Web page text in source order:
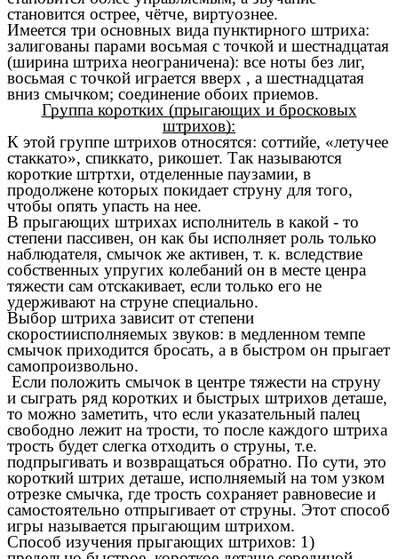
становится острее, чётче, виртуознее.
Имеется три основных вида пунктирного штриха:
залигованы парами восьмая с точкой и шестнадцатая
(ширина штриха неограничена): все ноты без лиг,
восьмая с точкой играется вверх , а шестнадцатая
вниз смычком; соединение обоих приемов.
Группа коротких (прыгающих и бросковых
штрихов):
К этой группе штрихов относятся: соттийе, «летучее
стаккато», спиккато, рикошет. Так называются
короткие штртхи, отделенные паузамии, в
продолжене которых покидает струну для того,
чтобы опять упасть на нее.
В прыгающих штрихах исполнитель в какой - то
степени пассивен, он как бы исполняет роль только
наблюдателя, смычок же активен, т. к. вследствие
собственных упругих колебаний он в месте ценра
тяжести сам отскакивает, если только его не
удерживают на струне специально.
Выбор штриха зависит от степени
скоростиисполняемых звуков: в медленном темпе
смычок приходится бросать, а в быстром он прыгает
самопроизвольно.
Если положить смычок в центре тяжести на струну
и сыграть ряд коротких и быстрых штрихов деташе,
то можно заметить, что если указательный палец
свободно лежит на трости, то после каждого штриха
трость будет слегка отходить о струны, т.е.
подпрыгивать и возвращаться обратно. По сути, это
короткий штрих деташе, исполняемый на том узком
отрезке смычка, где трость сохраняет равновесие и
самостоятельно отпрыгивает от струны. Этот способ
игры называется прыгающим штрихом.
Способ изучения прыгающих штрихов: 1)